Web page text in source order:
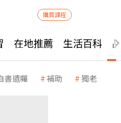
購買課程
在地推薦 生活百科
書遺囑 補助 獨老